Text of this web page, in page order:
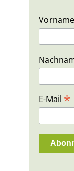
Vorname
E-Mail *